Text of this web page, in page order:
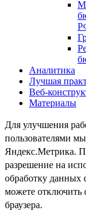
Аналитика
Лучшая
Веб-
Материалы
Для улучшения
пользователями
Яндекс.Метрика.
разрешение на
обработку данных
можете отключить
браузера.